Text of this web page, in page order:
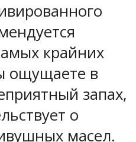
крайних
ощущаете в
запах,
о
масел.